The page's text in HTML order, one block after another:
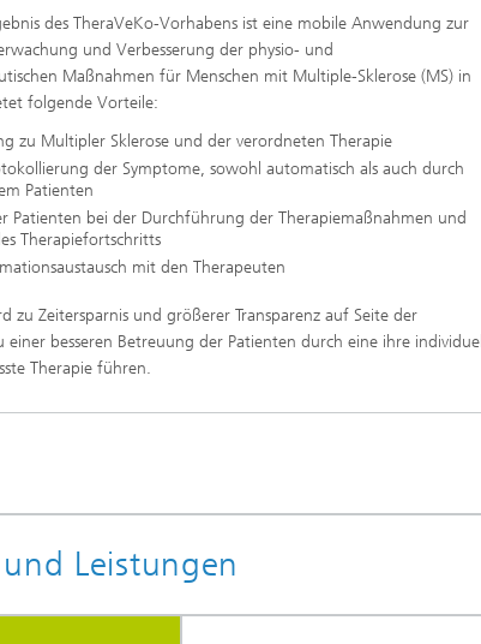
des TheraVeKo-Vorhabens ist eine mobile Anwendung zur
und Verbesserung der physio- und
Maßnahmen für Menschen mit Multiple-Sklerose (MS) in
folgende Vorteile:
zu Multipler Sklerose und der verordneten Therapie
der Symptome, sowohl automatisch als auch durch
Patienten
Patienten bei der Durchführung der Therapiemaßnahmen und
Therapiefortschritts
mit den Therapeuten
zu Zeitersparnis und größerer Transparenz auf Seite der
einer besseren Betreuung der Patienten durch eine ihre
Therapie führen.
Leistungen